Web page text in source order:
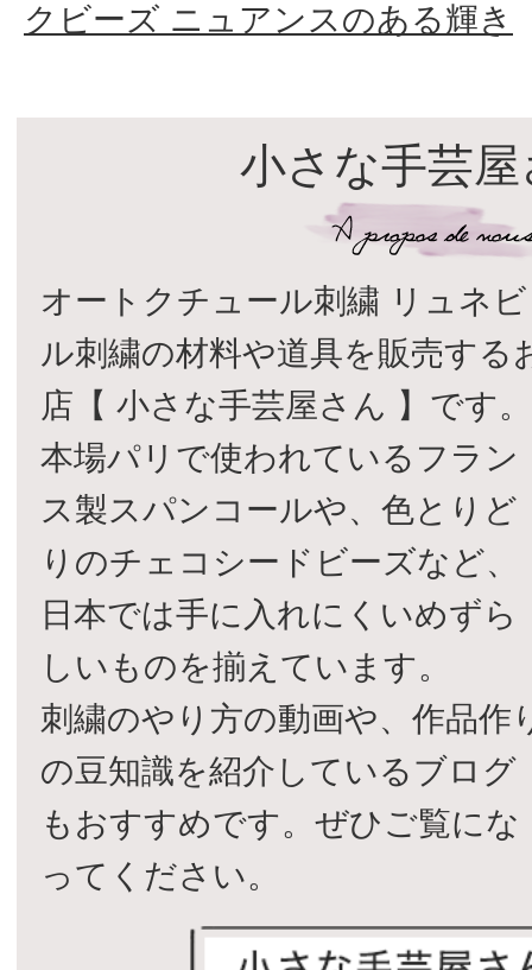
クビーズ ニュアンスのある輝き
小さな手芸
オートクチュール刺繍 リュネビ
ル刺繍の材料や道具を販売する
店【 小さな手芸屋さん 】です。
本場パリで使われているフラン
ス製スパンコールや、色とりど
りのチェコシードビーズなど、
日本では手に入れにくいめずら
しいものを揃えています。
刺繍のやり方の動画や、作品作
の豆知識を紹介しているブログ
もおすすめです。ぜひご覧にな
ってください。